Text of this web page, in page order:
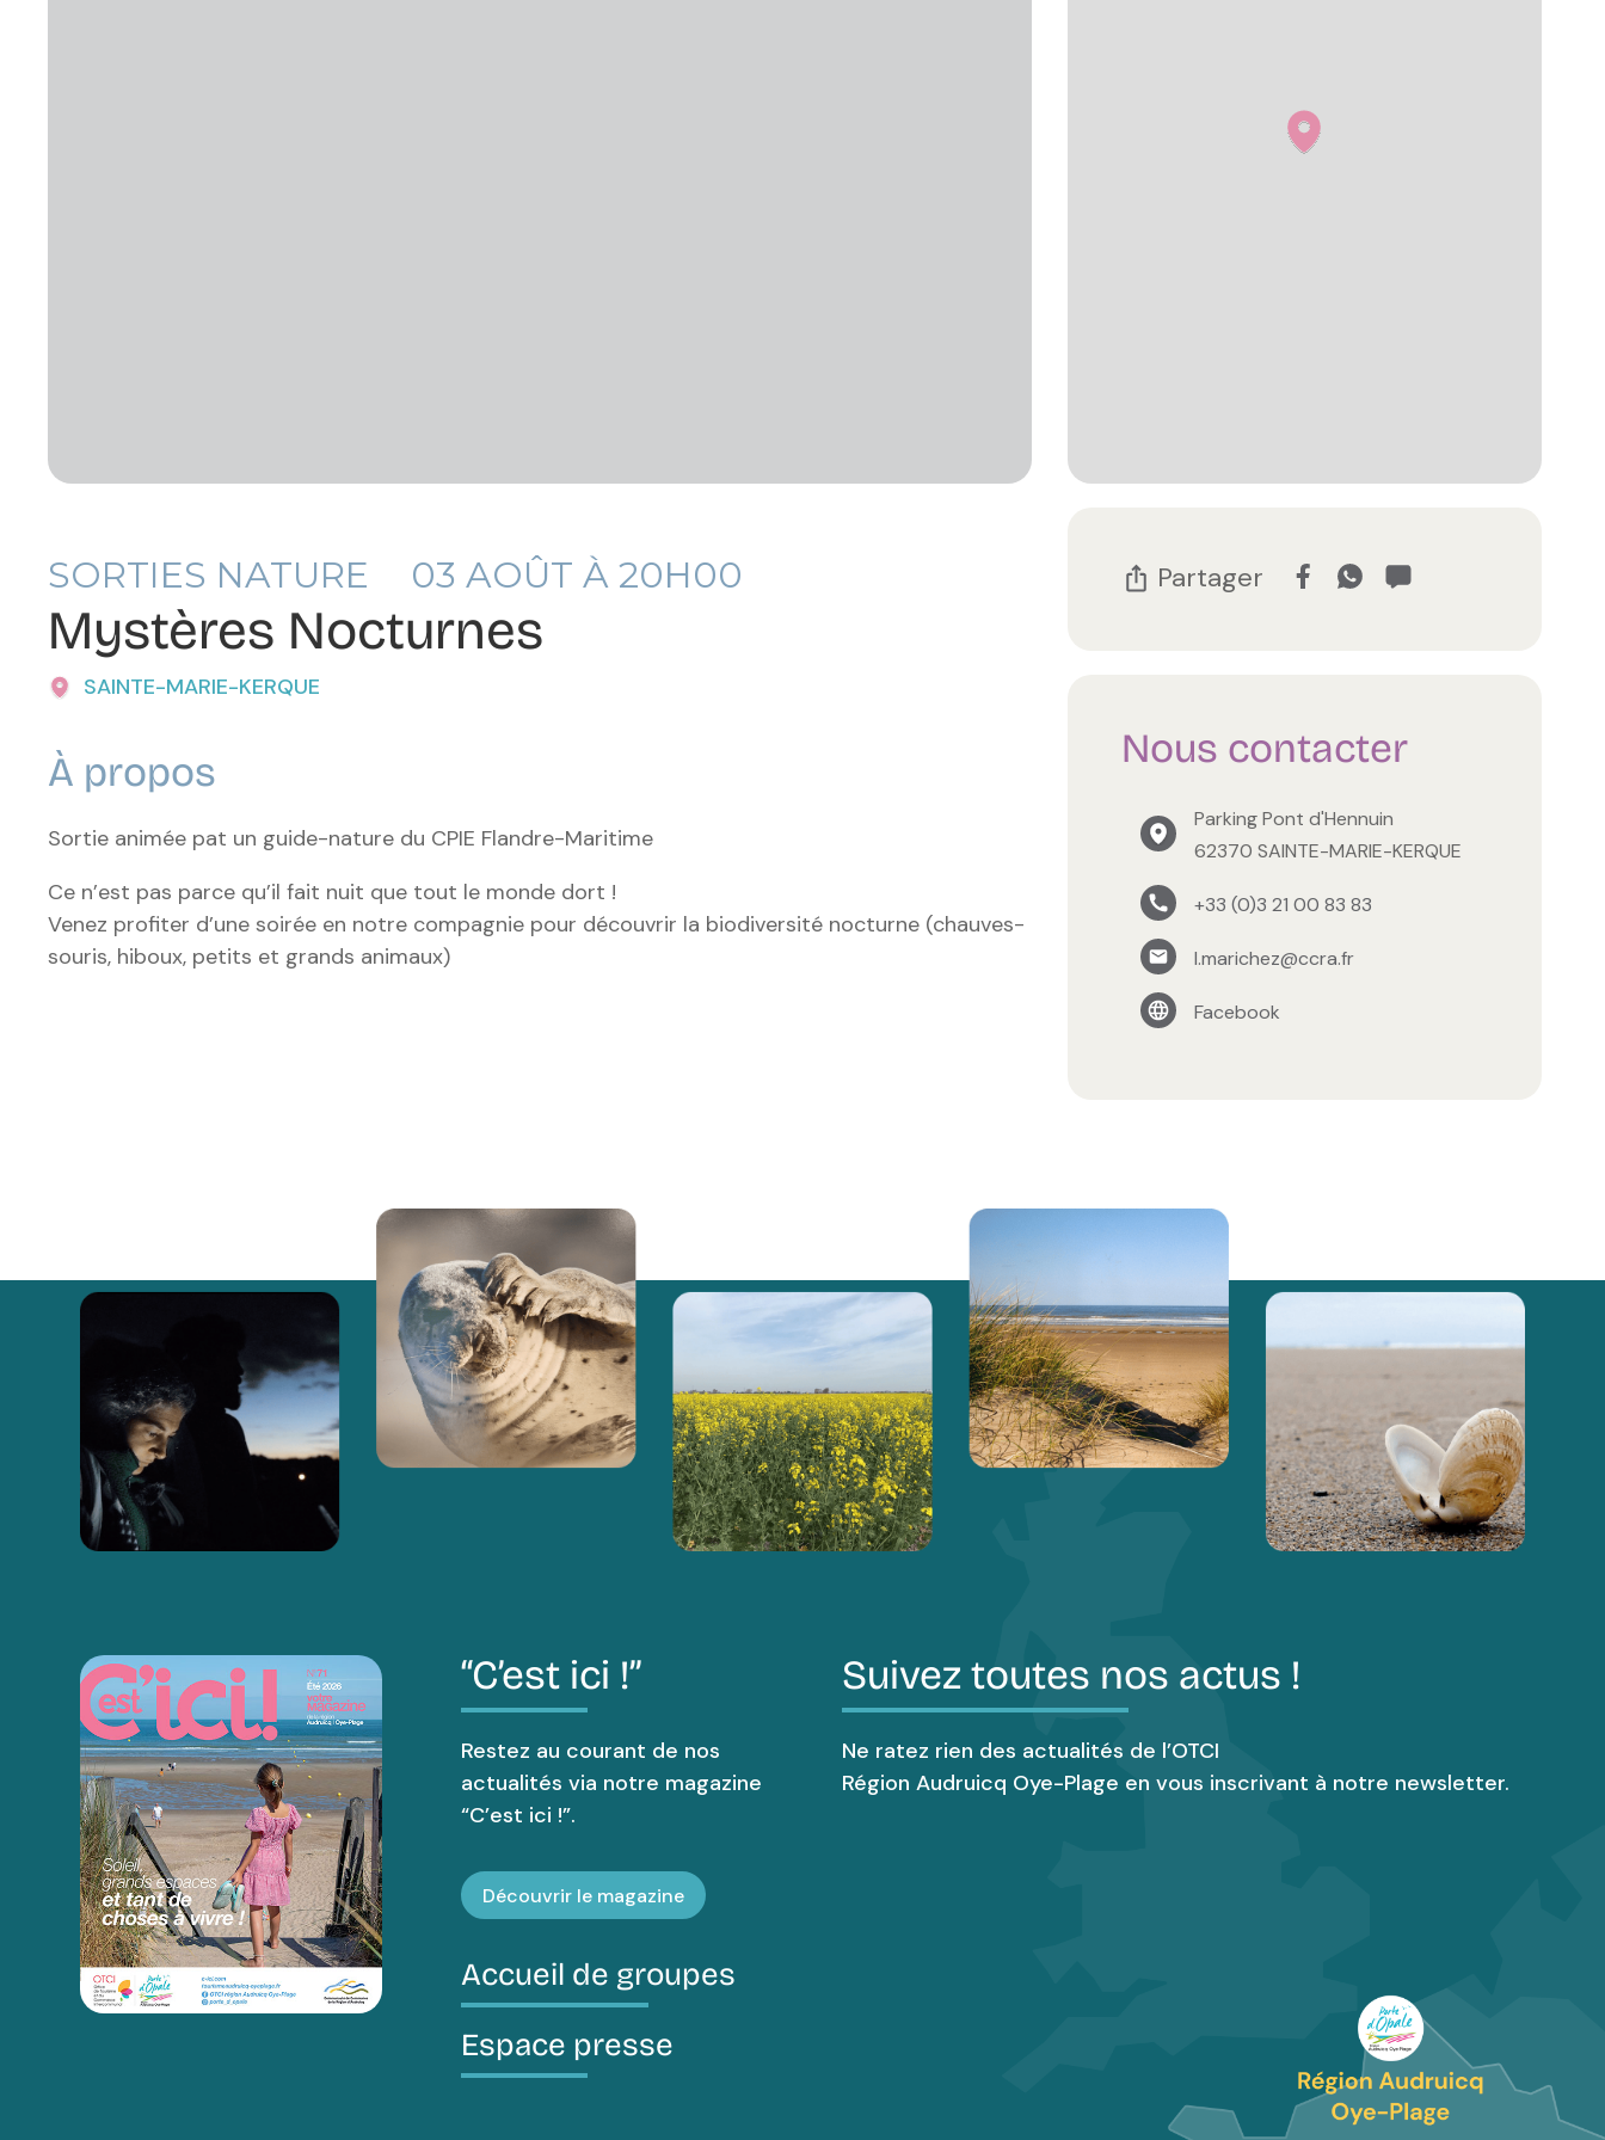
SORTIES NATURE 03 AOÛT À 20H00
Mystères Nocturnes
SAINTE-MARIE-KERQUE
À propos
Sortie animée pat un guide-nature du CPIE Flandre-Maritime
Ce n’est pas parce qu’il fait nuit que tout le monde dort !
Venez profiter d’une soirée en notre compagnie pour découvrir la biodiversité nocturne (chauves-
souris, hiboux, petits et grands animaux)
Partager
Nous contacter
Parking Pont d'Hennuin
62370 SAINTE-MARIE-KERQUE
+33 (0)3 21 00 83 83
l.marichez@ccra.fr
Facebook
“C’est ici !”
Restez au courant de nos
actualités via notre magazine
“C’est ici !”.
Découvrir le magazine
Accueil de groupes
Espace presse
Suivez toutes nos actus !
Ne ratez rien des actualités de l’OTCI
Région Audruicq Oye-Plage en vous inscrivant à notre newsletter.